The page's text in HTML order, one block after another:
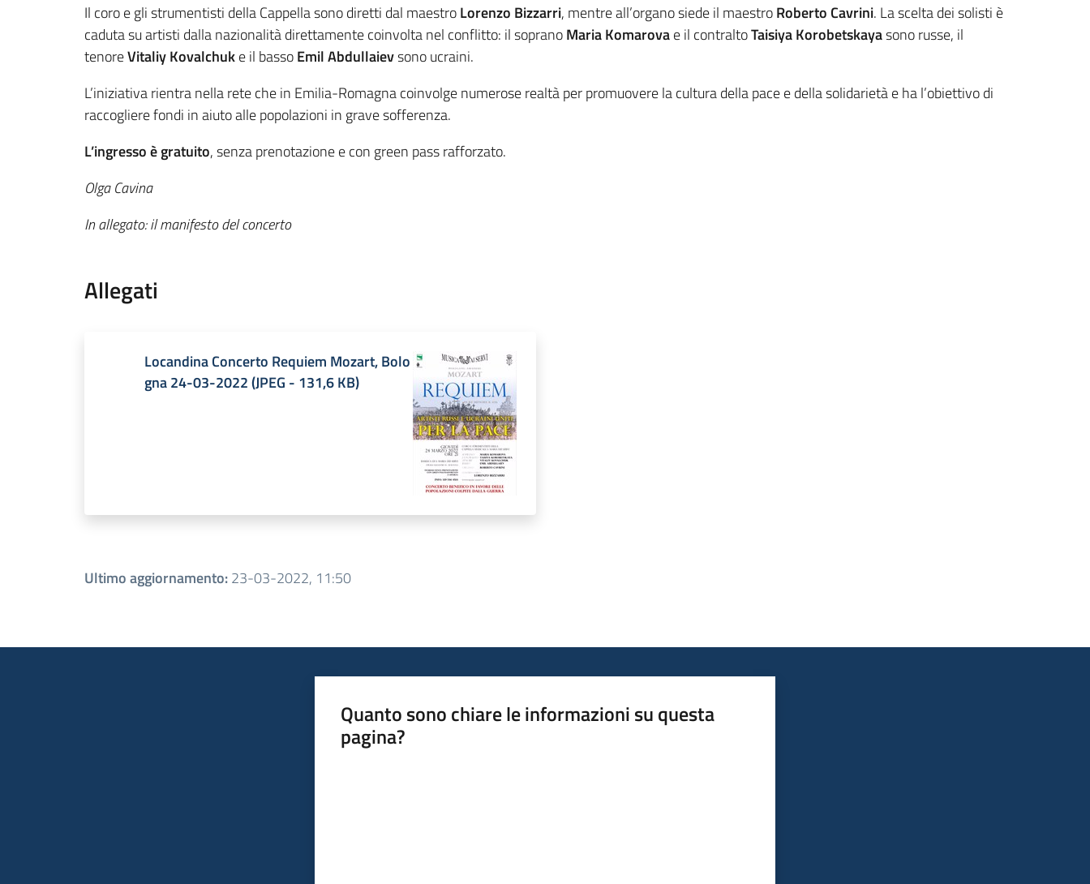
Il coro e gli strumentisti della Cappella sono diretti dal maestroLorenzo Bizzarri, mentre all’organo siede il maestroRoberto Cavrini. La scelta dei solisti è
caduta su artisti dalla nazionalità direttamente coinvolta nel conflitto: il sopranoMaria Komarovae il contraltoTaisiya Korobetskayasono russe, il
tenoreVitaliy Kovalchuke il bassoEmil Abdullaievsono ucraini.
L’iniziativa rientra nella rete che in Emilia-Romagna coinvolge numerose realtà per promuovere la cultura della pace e della solidarietà e ha l’obiettivo di
raccogliere fondi in aiuto alle popolazioni in grave sofferenza.
L’ingresso è gratuito, senza prenotazione e con green pass rafforzato.
Olga Cavina
In allegato: il manifesto del concerto
Allegati
Locandina Concerto Requiem Mozart, Bolo
gna 24-03-2022(JPEG - 131,6 KB)
Ultimo aggiornamento:23-03-2022, 11:50
Quanto sono chiare le informazioni su questa
pagina?